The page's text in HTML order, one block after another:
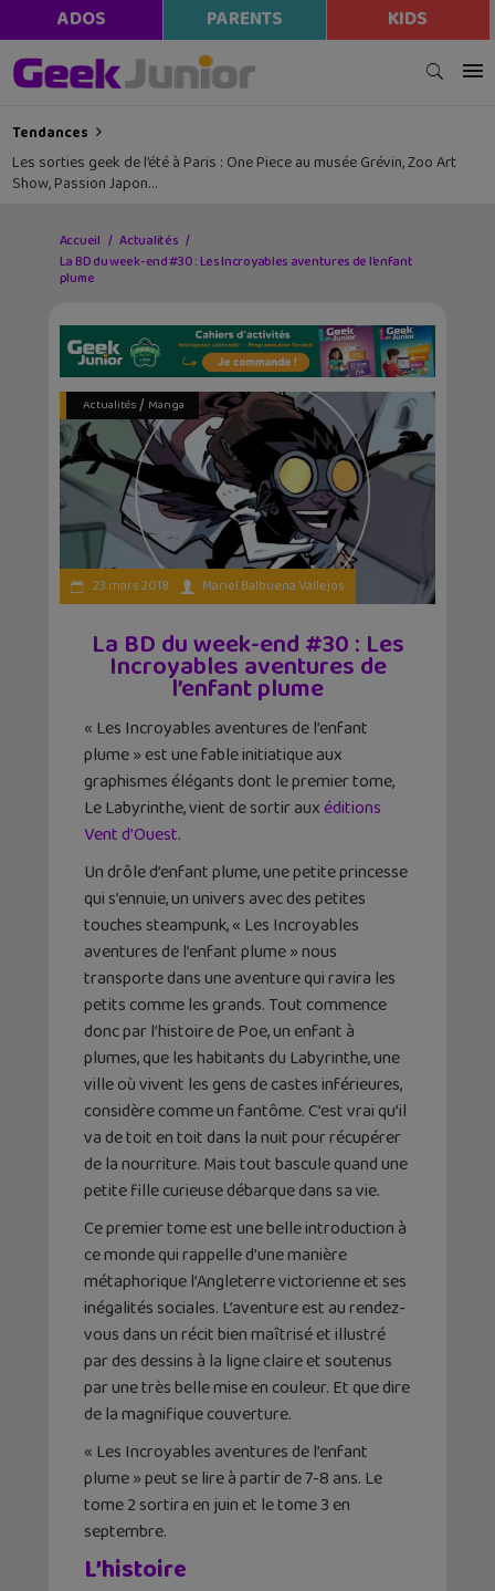
ADOS PARENTS KIDS
Tendances
Les sorties geek de l’été à Paris : One Piece au musée Grévin, Zoo Art
Show, Passion Japon…
Accueil
Actualités
La BD du week-end #30 : Les Incroyables aventures de l’enfant
plume
Actualités/ Manga
23 mars 2018 Mariel Balbuena Vallejos
La BD du week-end #30 : Les
Incroyables aventures de
l’enfant plume
« Les Incroyables aventures de l’enfant
plume » est une fable initiatique aux
graphismes élégants dont le premier tome,
Le Labyrinthe, vient de sortir auxéditions
Vent d’Ouest.
Un drôle d’enfant plume, une petite princesse
qui s’ennuie, un univers avec des petites
touches steampunk, « Les Incroyables
aventures de l’enfant plume » nous
transporte dans une aventure qui ravira les
petits comme les grands. Tout commence
donc par l’histoire de Poe, un enfant à
plumes, que les habitants du Labyrinthe, une
ville où vivent les gens de castes inférieures,
considère comme un fantôme. C’est vrai qu’il
va de toit en toit dans la nuit pour récupérer
de la nourriture. Mais tout bascule quand une
petite fille curieuse débarque dans sa vie.
Ce premier tome est une belle introduction à
ce monde qui rappelle d’une manière
métaphorique l’Angleterre victorienne et ses
inégalités sociales. L’aventure est au rendez-
vous dans un récit bien maîtrisé et illustré
par des dessins à la ligne claire et soutenus
par une très belle mise en couleur. Et que dire
de la magnifique couverture.
« Les Incroyables aventures de l’enfant
plume » peut se lire à partir de 7-8 ans. Le
tome 2 sortira en juin et le tome 3 en
septembre.
L’histoire